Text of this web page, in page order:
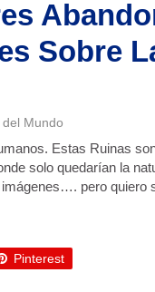
Sobre
Mundo
Estas Ruinas
solo quedarían la
pero quiero
Pinterest